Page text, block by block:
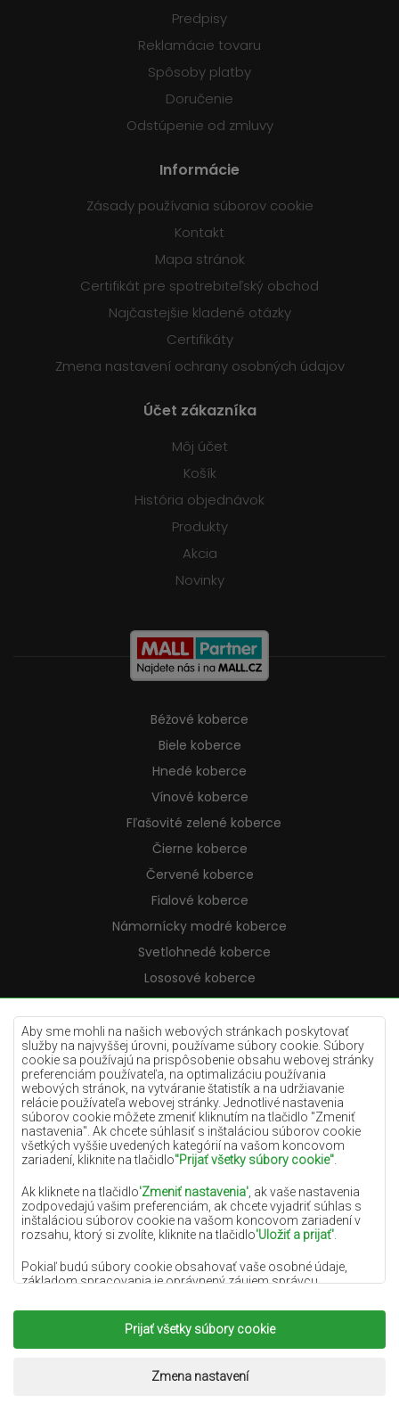
Aby sme mohli na našich webových stránkach poskytovať
služby na najvyššej úrovni, používame súbory cookie. Súbory
cookie sa používajú na prispôsobenie obsahu webovej stránky
preferenciám používateľa, na optimalizáciu používania
webových stránok, na vytváranie štatistík a na udržiavanie
relácie používateľa webovej stránky. Jednotlivé nastavenia
súborov cookie môžete zmeniť kliknutím na tlačidlo "Zmeniť
nastavenia". Ak chcete súhlasiť s inštaláciou súborov cookie
všetkých vyššie uvedených kategórií na vašom koncovom
zariadení, kliknite na tlačidlo"Prijať všetky súbory cookie"
Ak kliknete na tlačidlo'Zmeniť nastavenia' , ak vaše nastavenia
zodpovedajú vašim preferenciám, ak chcete vyjadriť súhlas s
inštaláciou súborov cookie na vašom koncovom zariadení v
rozsahu, ktorý si zvolíte, kliknite na tlačidlo'Uložiť a prijať'
Pokiaľ budú súbory cookie obsahovať vaše osobné údaje,
základom spracovania je oprávnený záujem správcu
podobe poskytovania vysokokvalitných služieb na našej
webovej stránke a marketingových aktivít správcu osobných
údajov a jeho dôveryhodných partnerov.
Viac informácií o súboroch cookie a spracovaní osobných
Prijať všetky súbory cookie
Zmena nastavení
Predpisy
Reklamácie tovaru
Spôsoby platby
Doručenie
Odstúpenie od zmluvy
Informácie
Zásady používania súborov cookie
Kontakt
Mapa stránok
Certifikát pre spotrebiteľský obchod
Najčastejšie kladené otázky
Certifikáty
Zmena nastavení ochrany osobných údajov
Účet zákazníka
Môj účet
Košík
História objednávok
Produkty
Akcia
Novinky
Béžové koberce
Biele koberce
Hnedé koberce
Vínové koberce
Fľašovité zelené koberce
Čierne koberce
Červené koberce
Fialové koberce
Námornícky modré koberce
Svetlohnedé koberce
Lososové koberce
Krémové koberce
Lilac koberce
Žlté koberce
Mätové koberce
Modré koberce
Oranžové koberce
Ružové koberce
Šedé koberce
Terakotové koberce
Zelené koberce
Zlaté koberce
Copyright 2022Koberce Chemex.Všetky práva
Realizácia:www.dimax.pl